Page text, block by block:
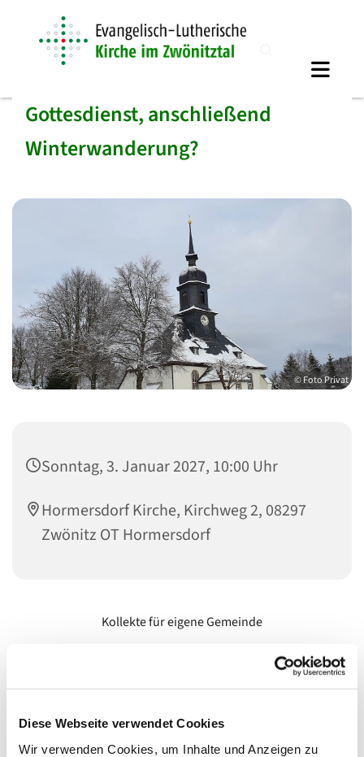
Diese Webseite verwendet Cookies
Wir verwenden Cookies, um Inhalte und Anzeigen zu
Gottesdienst, anschließend
Winterwanderung?
© Foto Privat
Sonntag, 3. Januar 2027, 10:00 Uhr
Hormersdorf Kirche, Kirchweg 2, 08297
Zwönitz OT Hormersdorf
Kollekte für eigene Gemeinde